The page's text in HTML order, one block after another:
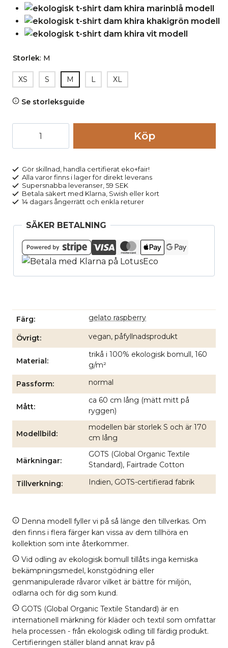
Storlek: M
XS S M L XL
Se storleksguide
KHIRA
rosa
mängd
Köp
Gör skillnad, handla certifierat eko+fair!
Alla varor finns i lager för direkt leverans
Supersnabba leveranser, 59 SEK
Betala säkert med Klarna, Swish eller kort
14 dagars ångerrätt och enkla returer
SÄKER BETALNING
Färg gelato raspberry
Övrigt vegan, påfyllnadsprodukt
Material
trikå i 100% ekologisk bomull, 160
g/m²
Passform normal
Mått
ca 60 cm lång (mätt mitt på
ryggen)
Modellbild
modellen bär storlek S och är 170
cm lång
Märkningar
GOTS (Global Organic Textile
Standard), Fairtrade Cotton
Tillverkning Indien, GOTS-certifierad fabrik
Denna modell fyller vi på så länge den tillverkas. Om
den finns i flera färger kan vissa av dem tillhöra en
kollektion som inte återkommer.
Vid odling av ekologisk bomull tillåts inga kemiska
bekämpningsmedel, konstgödning eller
genmanipulerade råvaror vilket är bättre för miljön,
odlarna och för dig som kund.
GOTS (Global Organic Textile Standard) är en
internationell märkning för kläder och textil som omfattar
hela processen - från ekologisk odling till färdig produkt.
Certifieringen ställer bland annat krav på